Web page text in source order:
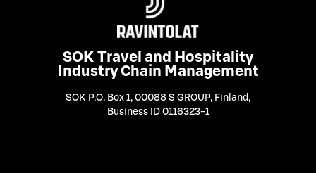
SOK Travel and Hospitality
Industry Chain Management
SOK P.O. Box 1, 00088 S GROUP, Finland ,
Business ID 0116323-1